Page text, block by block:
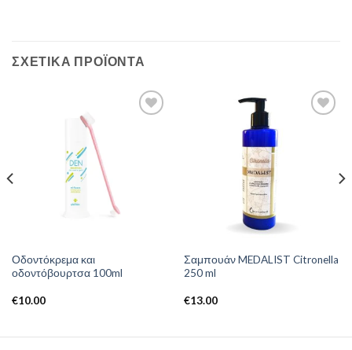
ΣΧΕΤΙΚΆ ΠΡΟΪΌΝΤΑ
Οδοντόκρεμα και
οδοντόβουρτσα 100ml
€10.00
Σαμπουάν MEDALIST Citronella
250 ml
€13.00